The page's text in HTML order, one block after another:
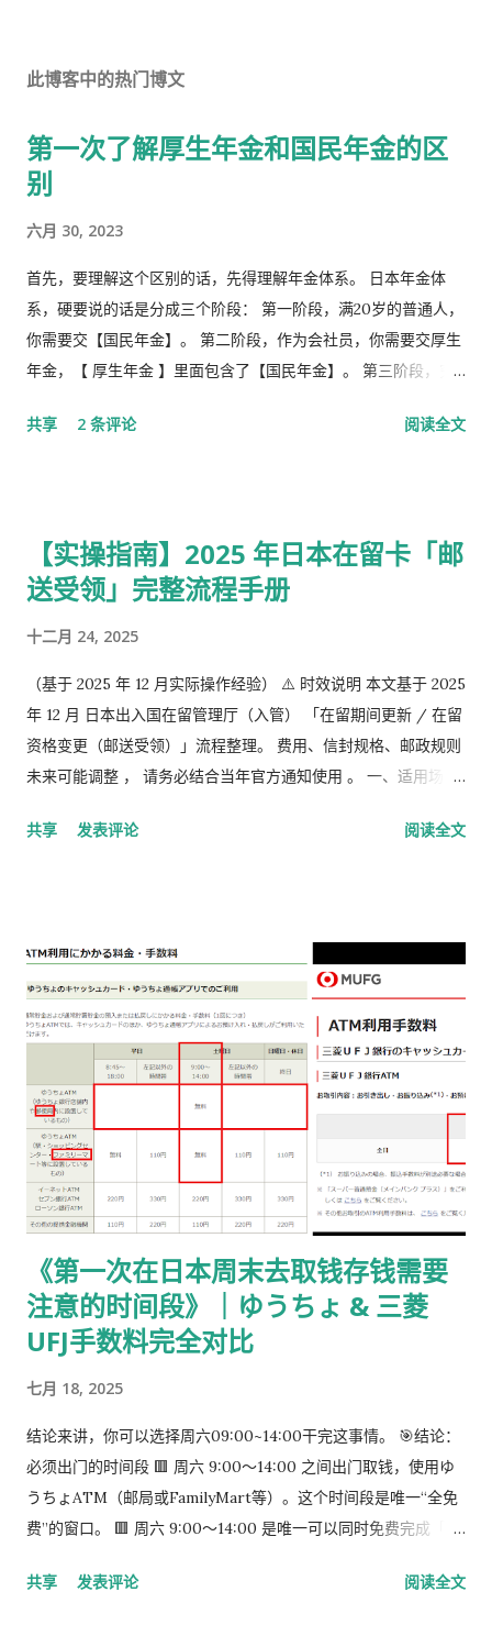
此博客中的热门博文
第一次了解厚生年金和国民年金的区
别
六月 30, 2023
首先，要理解这个区别的话，先得理解年金体系。 日本年金体
系，硬要说的话是分成三个阶段： 第一阶段，满20岁的普通人，
你需要交【国民年金】。 第二阶段，作为会社员，你需要交厚生
年金，【 厚生年金 】里面包含了【国民年金】。 第三阶段，究
槽的。 第1号被保险者：20岁以上60岁未满农业者，自营业者，
共享 2 条评论 阅读全文
【实操指南】2025 年日本在留卡「邮
送受领」完整流程手册
十二月 24, 2025
（基于 2025 年 12 月实际操作经验） ⚠️ 时效说明 本文基于 2025
年 12 月 日本出入国在留管理厅（入管） 「在留期间更新 / 在留
资格变更（邮送受领）」流程整理。 费用、信封规格、邮政规则
未来可能调整 ， 请务必结合当年官方通知使用 。 一、适用场景
完了，请邮寄材料 」的邮件 选择 邮送方式领取新在留卡 需要自
载 PDF（不是费用说明页） 👉
https://www.moj.go.jp/isa/content/930002833.pdf 打印后
填写： 右上角： 申请受理编号 右下角： 本人姓名 在指定的「収
入印紙贴付栏」内： 贴 5,500 日元的收入印纸 可以是 两张或多
张 不重叠、不消印 📌 5,500 日元适用于： 2025 年 4 月 1 日以
后提交的在留期间更新 / 资格变更申请 ② 准备回邮用【レター
パック】 可以使用： 青色：レターパックライト（430 日元）
或红色：レターパックプラス（更稳，但非强制） 回邮用 レター
パック： 提前写好“收件人地址” 可写：本人住址 或 公司地址 不
要封口 可 对折一次 （标准做法） 📌 官方邮件只写「レターパッ
ク」， 没有指定必须 Plus，也没有写必须本人签收 。 ③ 用【简
易书留】寄给入管 把以下 3 样东西一起放入一个 A4 用信封 ：
手数料纳付书（已贴印纸） 当前持有的在留卡 正本 回邮用 レタ
ーパック（对折） 信封要求： 角2 或 角4 都可以 两者都能放 A4
入管、邮局 没有尺寸指定 用你手上的那个即可 到邮局柜台说一
件人（左上或背面）： 可以写 本人住址 也可以写 公司地址 只要
共享 发表评论 阅读全文
《第一次在日本周末去取钱存钱需要
注意的时间段》｜ゆうちょ & 三菱
UFJ手数料完全对比
七月 18, 2025
结论来讲，你可以选择周六09:00~14:00干完这事情。 🎯结论：
必须出门的时间段 🟥 周六 9:00～14:00 之间出门取钱，使用ゆ
うちょATM（邮局或FamilyMart等）。这个时间段是唯一“全免
费”的窗口。 🟥 周六 9:00～14:00 是唯一可以同时免费完成「三
能找到免费的。
共享 发表评论 阅读全文